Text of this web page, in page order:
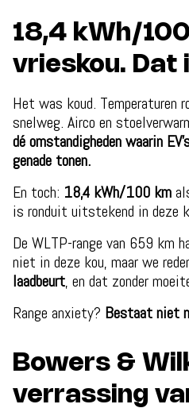
18,4 kWh/
vrieskou. Dat
Het was koud. Temperaturen
snelweg. Airco en
dé omstandigheden waarin
genade tonen.
En toch: 18,4 kWh/100 km
is ronduit uitstekend in deze
De WLTP-range van 659 km
niet in deze kou, maar we
laadbeurt, en dat zonder
Range anxiety? Bestaat niet
Bowers &
verrassing